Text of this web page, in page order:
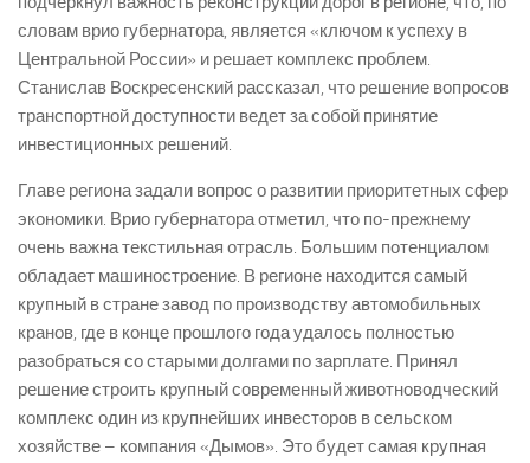
словам врио губернатора, является «ключом к успеху в
Центральной России» и решает комплекс проблем.
Станислав Воскресенский рассказал, что решение вопросов
транспортной доступности ведет за собой принятие
инвестиционных решений.
Главе региона задали вопрос о развитии приоритетных сфер
экономики. Врио губернатора отметил, что по-прежнему
очень важна текстильная отрасль. Большим потенциалом
обладает машиностроение. В регионе находится самый
крупный в стране завод по производству автомобильных
кранов, где в конце прошлого года удалось полностью
разобраться со старыми долгами по зарплате. Принял
решение строить крупный современный животноводческий
комплекс один из крупнейших инвесторов в сельском
хозяйстве – компания «Дымов». Это будет самая крупная